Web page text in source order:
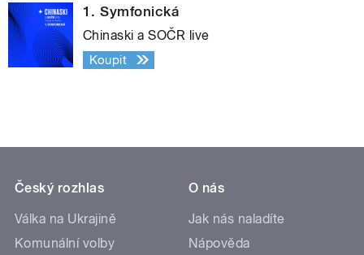
1. Symfonická
Chinaski a SOČR live
Koupit
Český rozhlas
Válka na Ukrajině
Komunální volby
O nás
Jak nás naladíte
Nápověda